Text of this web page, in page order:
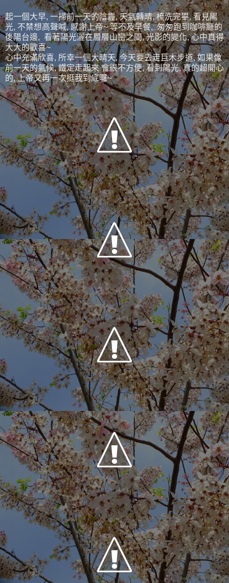
起一個大早, 一掃前一天的陰霾, 天氣轉晴, 梳洗完畢, 看見陽
光, 不禁想高聲喊, 感謝上帝~ 等不及早餐, 匆匆跑到咖啡廳的
後陽台邊, 看著陽光灑在層層山巒之間, 光影的變化, 心中真得
大大的歡喜~
心中充滿欣喜, 所幸一個大晴天, 今天要去走巨木步道, 如果像
前一天的氣候, 鐵定走起來 會很不方便, 看到陽光, 真的超開心
的, 上帝又再一次挺我到底囉~